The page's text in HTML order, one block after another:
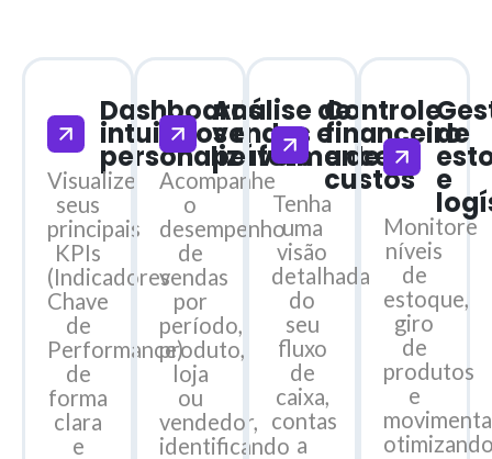
Dashboards
intuitivos e
personalizáveis
Visualize
seus
principais
KPIs
(Indicadores
Chave
de
Performance)
de
forma
clara
e
Análise de
vendas e
performance
Acompanhe
o
desempenho
de
vendas
por
período,
produto,
loja
ou
vendedor,
identificando
Controle
financeiro
e de
custos
Tenha
uma
visão
detalhada
do
seu
fluxo
de
caixa,
contas
a
de
e
Monitore
níveis
de
estoque,
giro
de
produtos
e